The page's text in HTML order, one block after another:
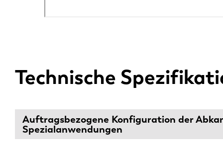
Technische
Auftragsbezogene Konfiguration der
Spezialanwendungen